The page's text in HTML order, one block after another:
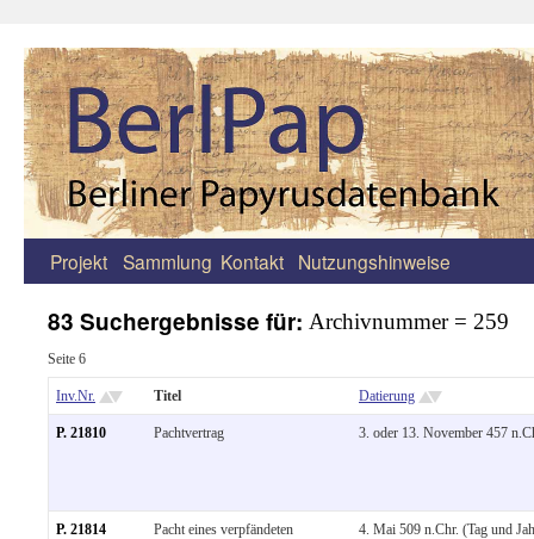
Zum
springen
Projekt Sammlung Kontakt Nutzungshinweise
83 Suchergebnisse für: Archivnummer = 259
Seite 6
Inv.Nr. Titel Datierung
P. 21810 Pachtvertrag 3. oder 13. November 457
P. 21814
Pacht eines verpfändeten
4. Mai 509 n.Chr. (Tag und